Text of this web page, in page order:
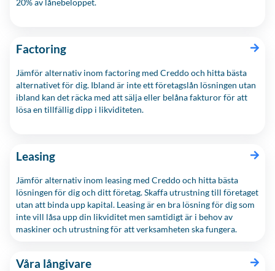
Factoring
Jämför alternativ inom factoring med Creddo och hitta bästa
alternativet för dig. Ibland är inte ett företagslån lösningen utan
ibland kan det räcka med att sälja eller belåna fakturor för att
lösa en tillfällig dipp i likviditeten.
Leasing
Jämför alternativ inom leasing med Creddo och hitta bästa
lösningen för dig och ditt företag. Skaffa utrustning till företaget
utan att binda upp kapital. Leasing är en bra lösning för dig som
inte vill låsa upp din likviditet men samtidigt är i behov av
maskiner och utrustning för att verksamheten ska fungera.
Våra långivare